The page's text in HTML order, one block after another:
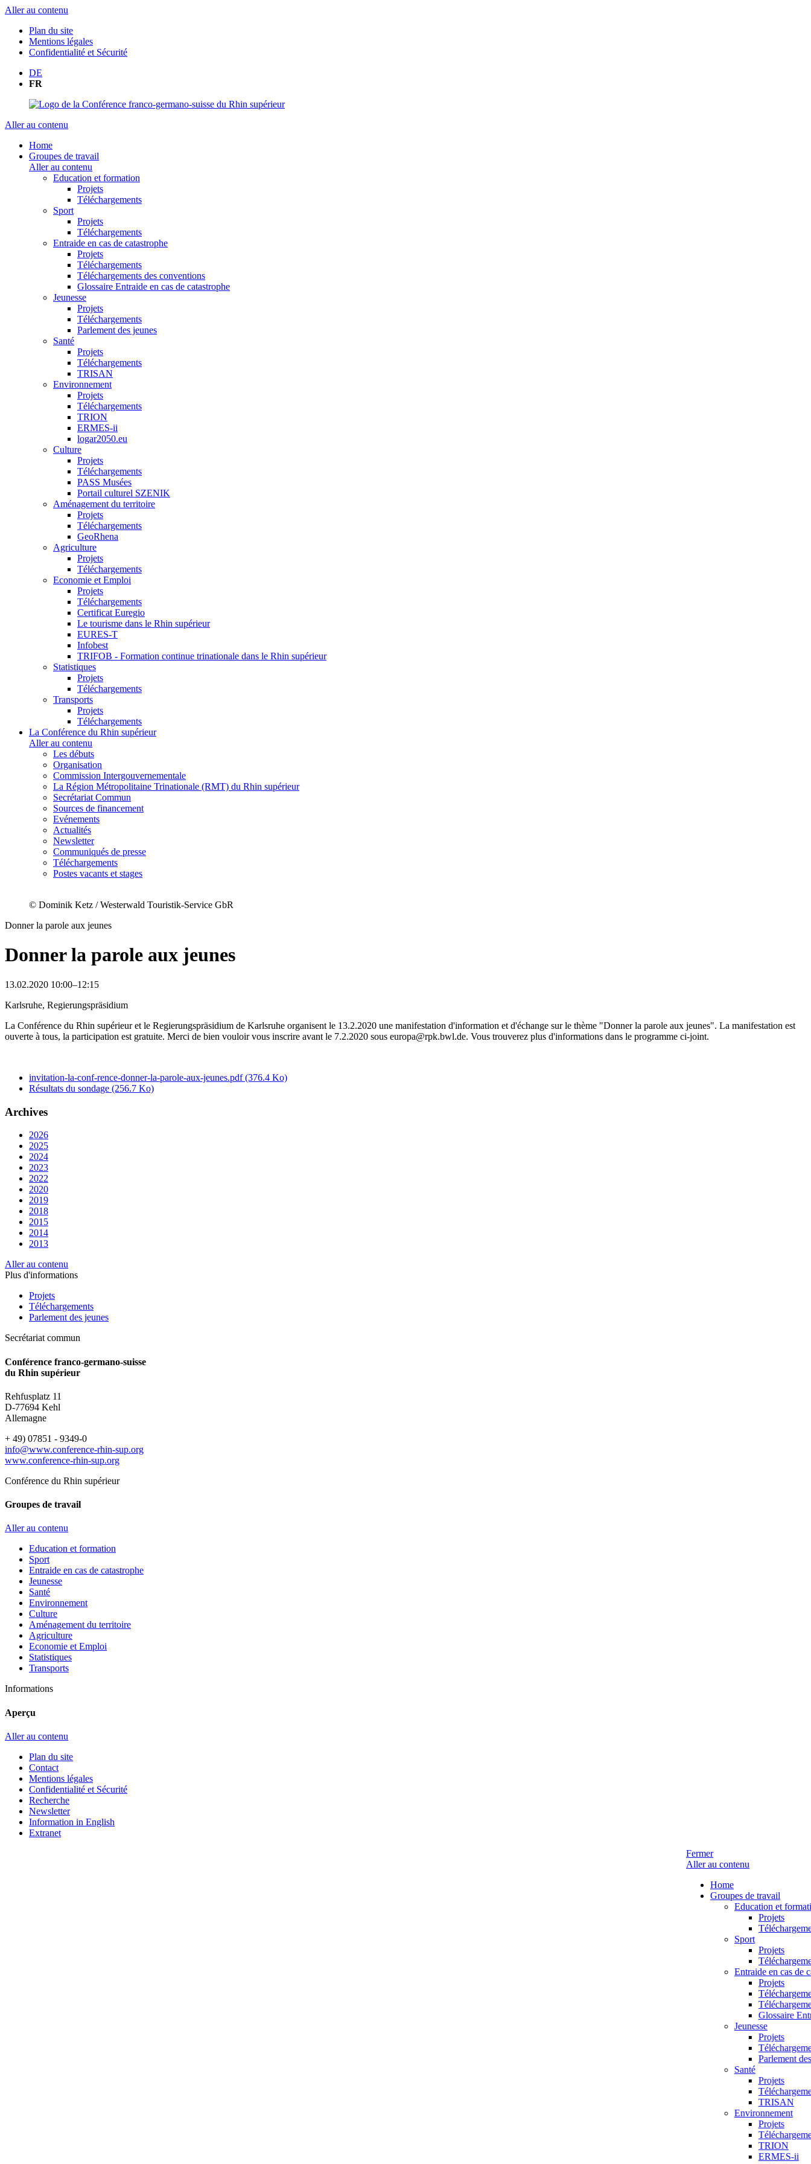
Aller au contenu
Plan du site
Mentions légales
Confidentialité et Sécurité
DE
FR
Aller au contenu
Home
Groupes de travail
Aller au contenu
Education et formation
Projets
Téléchargements
Sport
Projets
Téléchargements
Entraide en cas de catastrophe
Projets
Téléchargements
Téléchargements des conventions
Glossaire Entraide en cas de catastrophe
Jeunesse
Projets
Téléchargements
Parlement des jeunes
Santé
Projets
Téléchargements
TRISAN
Environnement
Projets
Téléchargements
TRION
ERMES-ii
logar2050.eu
Culture
Projets
Téléchargements
PASS Musées
Portail culturel SZENIK
Aménagement du territoire
Projets
Téléchargements
GeoRhena
Agriculture
Projets
Téléchargements
Economie et Emploi
Projets
Téléchargements
Certificat Euregio
Le tourisme dans le Rhin supérieur
EURES-T
Infobest
TRIFOB - Formation continue trinationale dans le Rhin supérieur
Statistiques
Projets
Téléchargements
Transports
Projets
Téléchargements
La Conférence du Rhin supérieur
Aller au contenu
Les débuts
Organisation
Commission Intergouvernementale
La Région Métropolitaine Trinationale (RMT) du Rhin supérieur
Secrétariat Commun
Sources de financement
Evénements
Actualités
Newsletter
Communiqués de presse
Téléchargements
Postes vacants et stages
© Dominik Ketz / Westerwald Touristik-Service GbR
Donner la parole aux jeunes
Donner la parole aux jeunes
13.02.2020 10:00–12:15
Karlsruhe, Regierungspräsidium
La Conférence du Rhin supérieur et le Regierungspräsidium de Karlsruhe organisent le 13.2.2020 une manifestation d'information et d'échange sur le thème "Donner la parole aux jeunes". La manifestation est
ouverte à tous, la participation est gratuite. Merci de bien vouloir vous inscrire avant le 7.2.2020 sous europa@rpk.bwl.de. Vous trouverez plus d'informations dans le programme ci-joint.
invitation-la-conf-rence-donner-la-parole-aux-jeunes.pdf(376.4 Ko)
Résultats du sondage (256.7 Ko)
Archives
2026
2025
2024
2023
2022
2020
2019
2018
2015
2014
2013
Aller au contenu
Plus d'informations
Projets
Téléchargements
Parlement des jeunes
Secrétariat commun
Conférence franco-germano-suisse
du Rhin supérieur
Rehfusplatz 11
D-77694 Kehl
Allemagne
+ 49) 07851 - 9349-0
info@www.conference-rhin-sup.org
www.conference-rhin-sup.org
Conférence du Rhin supérieur
Groupes de travail
Aller au contenu
Education et formation
Sport
Entraide en cas de catastrophe
Jeunesse
Santé
Environnement
Culture
Aménagement du territoire
Agriculture
Economie et Emploi
Statistiques
Transports
Informations
Aperçu
Aller au contenu
Plan du site
Contact
Mentions légales
Confidentialité et Sécurité
Recherche
Newsletter
Information in English
Extranet
Fermer
Aller au contenu
Home
Groupes de travail
Education et
Projets
Sport
Projets
Entraide en cas de
Projets
Glossaire
Jeunesse
Projets
Parlement
Santé
Projets
TRISAN
Environnement
Projets
TRION
ERMES-ii